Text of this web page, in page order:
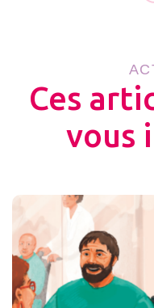
Ces
vous